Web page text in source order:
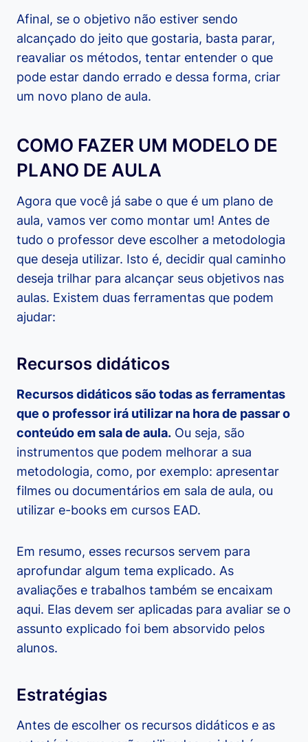
Afinal, se o objetivo não estiver sendo
alcançado do jeito que gostaria, basta parar,
reavaliar os métodos, tentar entender o que
pode estar dando errado e dessa forma, criar
um novo plano de aula.
COMO FAZER UM MODELO DE
PLANO DE AULA
Agora que você já sabe o que é um plano de
aula, vamos ver como montar um! Antes de
tudo o professor deve escolher a metodologia
que deseja utilizar. Isto é, decidir qual caminho
deseja trilhar para alcançar seus objetivos nas
aulas. Existem duas ferramentas que podem
ajudar:
Recursos didáticos
Recursos didáticos são todas as ferramentas
que o professor irá utilizar na hora de passar o
conteúdo em sala de aula. Ou seja, são
instrumentos que podem melhorar a sua
metodologia, como, por exemplo: apresentar
filmes ou documentários em sala de aula, ou
utilizar e-books em cursos EAD.
Em resumo, esses recursos servem para
aprofundar algum tema explicado. As
avaliações e trabalhos também se encaixam
aqui. Elas devem ser aplicadas para avaliar se o
assunto explicado foi bem absorvido pelos
alunos.
Estratégias
Antes de escolher os recursos didáticos e as